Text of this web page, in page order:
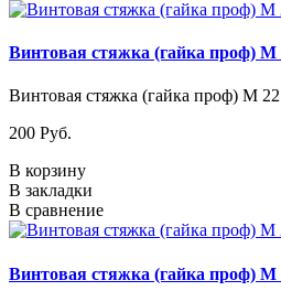
Винтовая стяжка (гайка проф)
Винтовая стяжка (гайка проф) М
200 Pуб.
В корзину
В закладки
В сравнение
Винтовая стяжка (гайка проф)